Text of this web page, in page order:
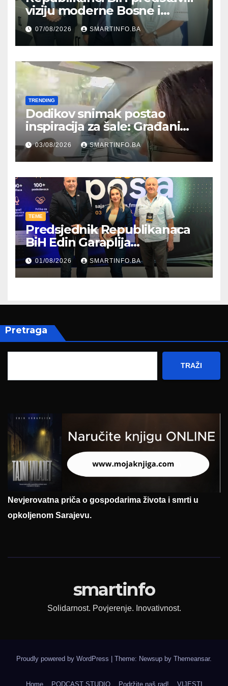
viziju moderne Bosne i
Hercegovine ambasadoru
Njemačke
07/08/2026 SMARTINFO.BA
TRENDING
Dodikov snimak postao
inspiracija za šale: Građani
kroz parodiju poslali poruku
03/08/2026 SMARTINFO.BA
TEME
Predsjednik Republikanaca
BiH Edin Garaplija
prisustvovao prezentaciji
Federalnog sajma
zapošljavanja
01/08/2026 SMARTINFO.BA
Pretraga
TRAŽI
Nevjerovatna priča o gospodarima života i smrti u
opkoljenom Sarajevu.
smartinfo
Solidarnost. Povjerenje. Inovativnost.
Proudly powered by WordPress | Theme: Newsup by Themeansar.
Home PODCAST STUDIO Podržite naš rad! VIJESTI